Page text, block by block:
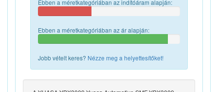
Ebben a méretkategóriában az indítóáram alapján:
Ebben a méretkategóriában az ár alapján:
Jobb vételt keres? Nézze meg a helyettesítőket!